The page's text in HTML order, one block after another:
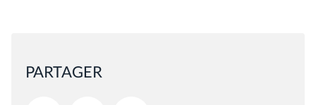
PARTAGER